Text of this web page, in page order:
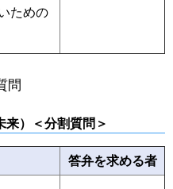
ための
問
）＜分割質問＞
答弁を求める者